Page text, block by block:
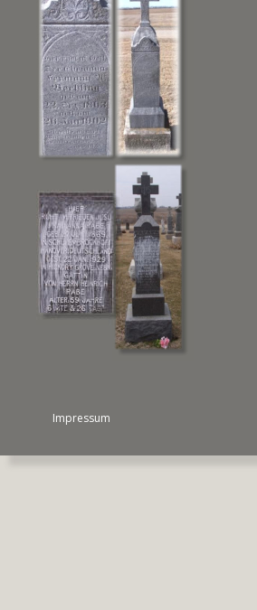
Impressum